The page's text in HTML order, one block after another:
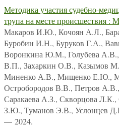
Методика участия судебно-
трупа на месте происшествия :
Макаров И.Ю., Кочоян А.Л.,
Буробин И.Н., Буруков Г.А.,
Воронкина Ю.М., Голубева А.В.,
В.П., Захаркин О.В., Казымов
Миненко А.В., Мищенко Е.Ю.,
Остробородов В.В., Петров
Саракаева А.З., Скворцова
З.Ю., Туманов Э.В., Услонцев
— 2024.